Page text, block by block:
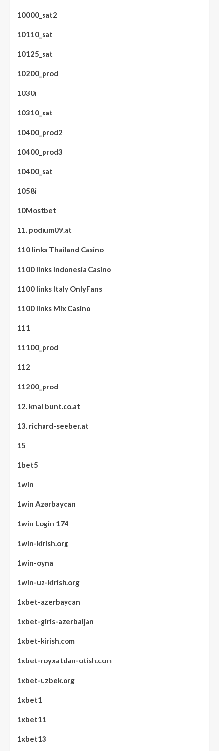
10000_sat2
10110_sat
10125_sat
10200_prod
1030i
10310_sat
10400_prod2
10400_prod3
10400_sat
1058i
10Mostbet
11. podium09.at
110 links Thailand Casino
1100 links Indonesia Casino
1100 links Italy OnlyFans
1100 links Mix Casino
111
11100_prod
112
11200_prod
12. knallbunt.co.at
13. richard-seeber.at
15
1bet5
1win
1win Azərbaycan
1win Login 174
1win-kirish.org
1win-oyna
1win-uz-kirish.org
1xbet-azerbaycan
1xbet-giris-azerbaijan
1xbet-kirish.com
1xbet-royxatdan-otish.com
1xbet-uzbek.org
1xbet1
1xbet11
1xbet13